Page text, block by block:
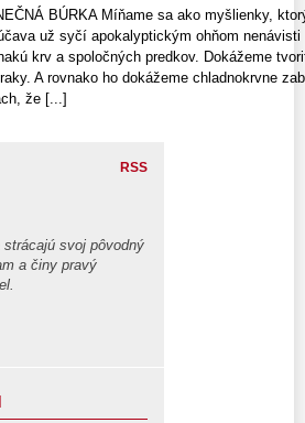
BÚRKA Míňame sa ako myšlienky,
už syčí apokalyptickým ohňom
krv a spoločných predkov. Dokážeme
A rovnako ho dokážeme chladnokrvne
že [...]
RSS
strácajú svoj pôvodný
a činy pravý